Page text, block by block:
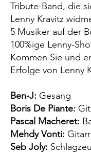
Tribute-Band, die
Lenny Kravitz
5 Musiker auf der
100%ige Lenny-
Kommen Sie und
Erfolge von Lenny
Ben-J: Gesang
Boris De Piante:
Pascal Macheret:
Mehdy Vonti:
Seb Joly: